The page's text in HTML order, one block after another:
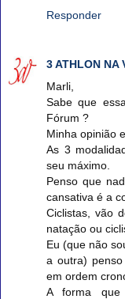
Responder
3 ATHLON NA
Marli,
Sabe que
Fórum ?
Minha opinião
As 3
seu máximo.
Penso que
cansativa é a
Ciclistas, vão
natação ou
Eu (que não
a outra)
em ordem
A forma que